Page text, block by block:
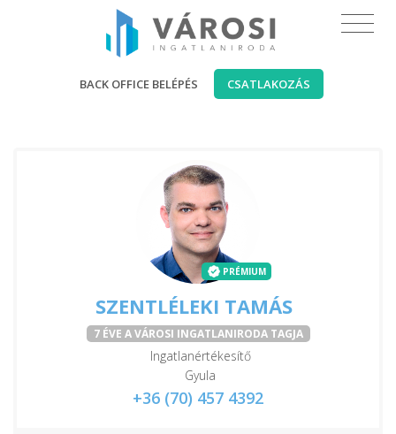
BACK OFFICE BELÉPÉS CSATLAKOZÁS
PRÉMIUM
SZENTLÉLEKI TAMÁS
7 ÉVE A VÁROSI INGATLANIRODA TAGJA
Ingatlanértékesítő
Gyula
+36 (70) 457 4392